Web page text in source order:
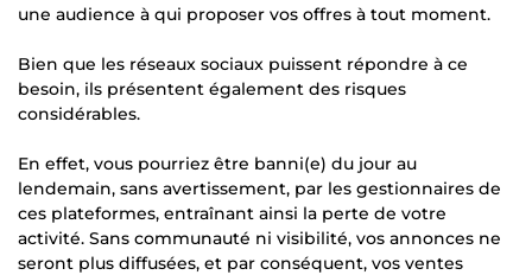
une audience à qui proposer vos offres à tout moment.
Bien que les réseaux sociaux puissent répondre à ce
besoin, ils présentent également des risques
considérables.
En effet, vous pourriez être banni(e) du jour au
lendemain, sans avertissement, par les gestionnaires de
ces plateformes, entraînant ainsi la perte de votre
activité. Sans communauté ni visibilité, vos annonces ne
seront plus diffusées, et par conséquent, vos ventes